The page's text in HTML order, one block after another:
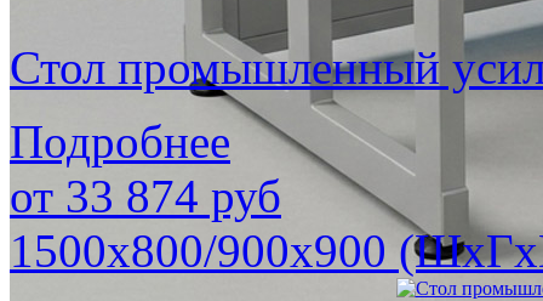
Стол промышленный
Подробнее
от 33 874 руб
1500х800/900х900